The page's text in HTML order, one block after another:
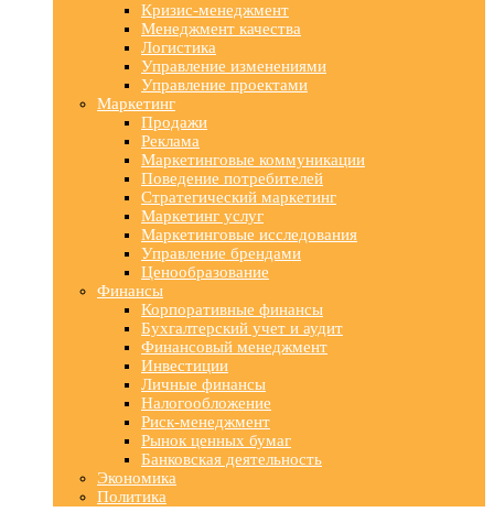
Кризис-менеджмент
Менеджмент качества
Логистика
Управление изменениями
Управление проектами
Маркетинг
Продажи
Реклама
Маркетинговые коммуникации
Поведение потребителей
Стратегический маркетинг
Маркетинг услуг
Маркетинговые исследования
Управление брендами
Ценообразование
Финансы
Корпоративные финансы
Бухгалтерский учет и аудит
Финансовый менеджмент
Инвестиции
Личные финансы
Налогообложение
Риск-менеджмент
Рынок ценных бумаг
Банковская деятельность
Экономика
Политика